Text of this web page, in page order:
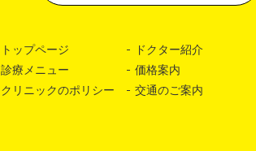
トップページ
ドクター紹介
診療メニュー
価格案内
クリニックのポリシー
交通のご案内